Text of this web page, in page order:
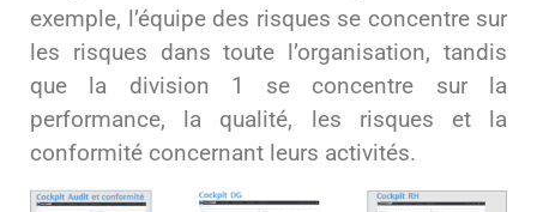
exemple, l’équipe des risques se concentre sur
les risques dans toute l’organisation, tandis
que la division 1 se concentre sur la
performance, la qualité, les risques et la
conformité concernant leurs activités.